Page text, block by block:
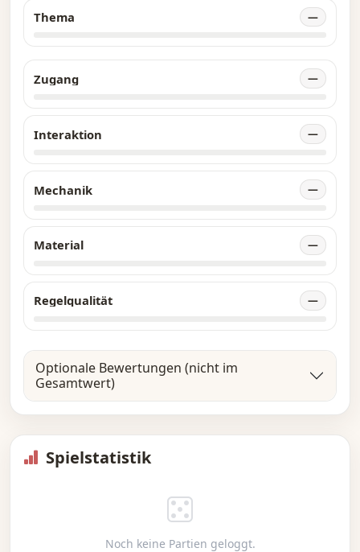
Thema —
Zugang —
Interaktion —
Mechanik —
Material —
Regelqualität —
Optionale Bewertungen (nicht im
Gesamtwert)
Spielstatistik
Noch keine Partien geloggt.